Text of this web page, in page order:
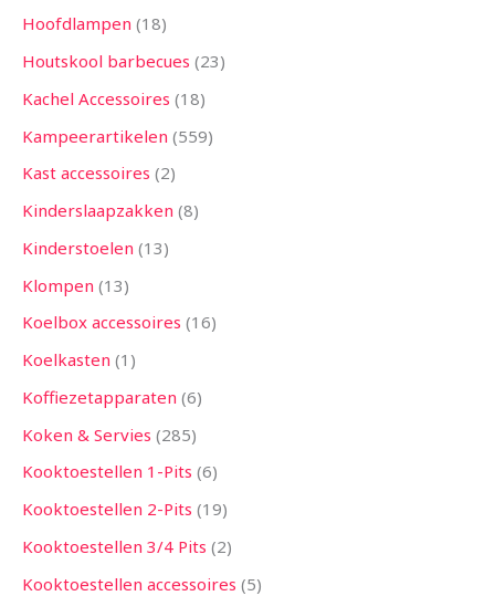
Hoofdlampen 18
Houtskool barbecues 23
Kachel Accessoires 18
Kampeerartikelen 559
Kast accessoires 2
Kinderslaapzakken 8
Kinderstoelen 13
Klompen 13
Koelbox accessoires 16
Koelkasten 1
Koffiezetapparaten 6
Koken & Servies 285
Kooktoestellen 1-Pits 6
Kooktoestellen 2-Pits 19
Kooktoestellen 3/4 Pits 2
Kooktoestellen accessoires 5